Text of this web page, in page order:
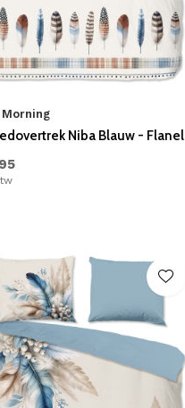
Morning
Niba Blauw - Flanel